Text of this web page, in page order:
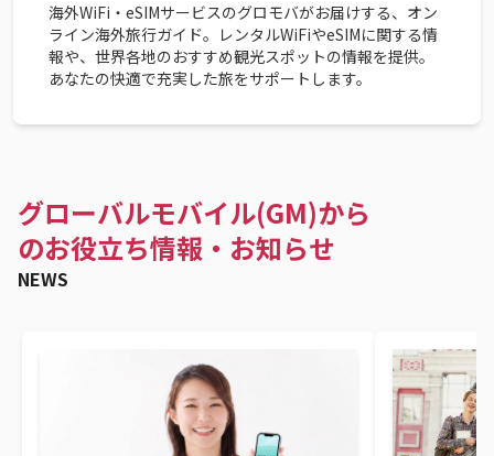
海外WiFi・eSIMサービスのグロモバがお届けする、オン
ライン海外旅行ガイド。レンタルWiFiやeSIMに関する情
報や、世界各地のおすすめ観光スポットの情報を提供。
あなたの快適で充実した旅をサポートします。
グローバルモバイル(GM)から
のお役立ち情報・お知らせ
NEWS